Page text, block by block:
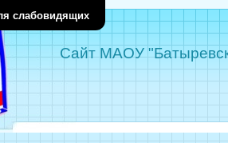
слабовидящих
Сайт МАОУ